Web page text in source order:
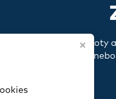
rezonují naše
o sobě, o svém spolku